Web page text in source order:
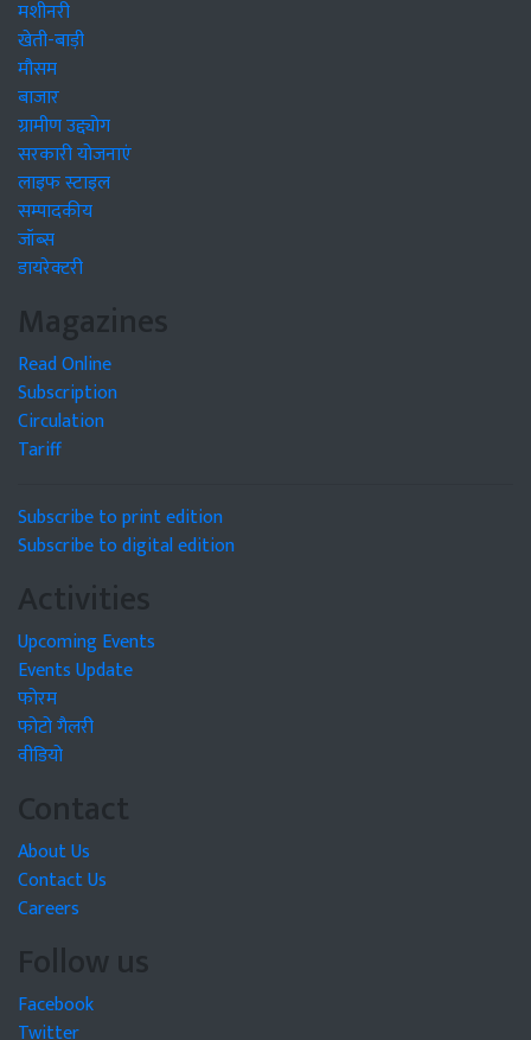
मशीनरी
खेती-बाड़ी
मौसम
बाजार
ग्रामीण उद्द्योग
सरकारी योजनाएं
लाइफ स्टाइल
सम्पादकीय
जॉब्स
डायरेक्टरी
Magazines
Read Online
Subscription
Circulation
Tariff
Subscribe to print edition
Subscribe to digital edition
Activities
Upcoming Events
Events Update
फोरम
फोटो गैलरी
वीडियो
Contact
About Us
Contact Us
Careers
Follow us
Facebook